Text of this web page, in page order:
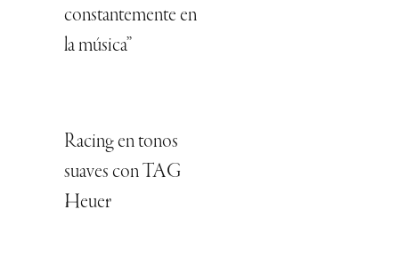
constantemente en
la música”
Racing en tonos
suaves con TAG
Heuer